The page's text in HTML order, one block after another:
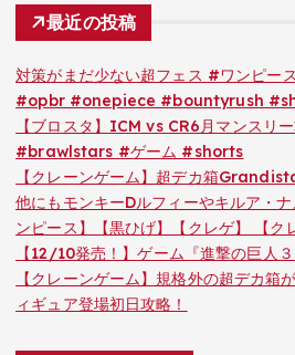
最近の投稿
対策がまだ少ない超フェス #ワンピー
#opbr #onepiece #bountyrush
【ブロスタ】ICM vs CR6月マンスリ
#brawlstars #ゲーム #shorts
【クレーンゲーム】超デカ箱
他にもモンキーDルフィーやキルア・
ンピース】【黒ひげ】【クレゲ】 【ク
【12/10発売！】ゲーム『進撃の巨人
【クレーンゲーム】規格外の超デカ箱
ィギュア登場初日攻略！